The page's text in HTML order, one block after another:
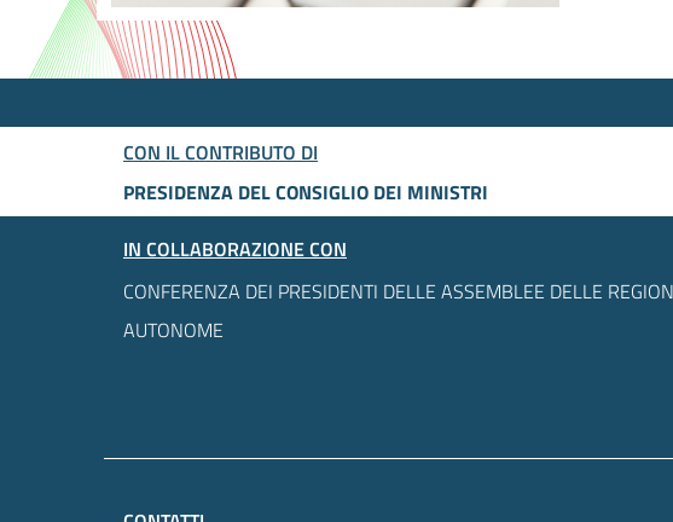
CON IL CONTRIBUTO DI
PRESIDENZA DEL CONSIGLIO DEI MINISTRI
IN COLLABORAZIONE CON
CONFERENZA DEI PRESIDENTI DELLE ASSEMBLEE DELLE
AUTONOME